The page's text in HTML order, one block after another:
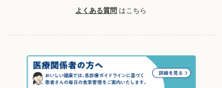
よくある質問 はこちら